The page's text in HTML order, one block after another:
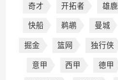
奇才 开拓者 雄鹿
快船 鹈鹕 曼城
掘金 篮网 独行侠
意甲 西甲 德甲